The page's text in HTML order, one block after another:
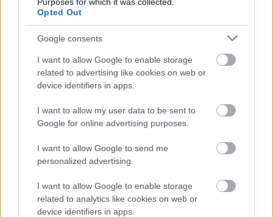
Opted Out
Google consents
I want to allow Google to enable storage
related to advertising like cookies on web or
device identifiers in apps.
I want to allow my user data to be sent to
Google for online advertising purposes.
I want to allow Google to send me
personalized advertising.
I want to allow Google to enable storage
related to analytics like cookies on web or
device identifiers in apps.
McLarennél, nem borítaná fel Verstappenért
22 órája